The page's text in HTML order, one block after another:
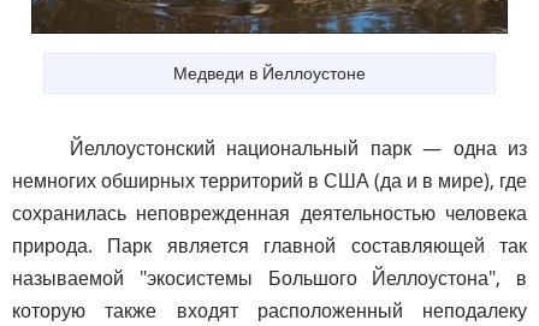
Медведи в Йеллоустоне
Йеллоустонский национальный парк — одна из
немногих обширных территорий в США (да и в мире), где
сохранилась неповрежденная деятельностью человека
природа. Парк является главной составляющей так
называемой "экосистемы Большого Йеллоустона", в
которую также входят расположенный неподалеку